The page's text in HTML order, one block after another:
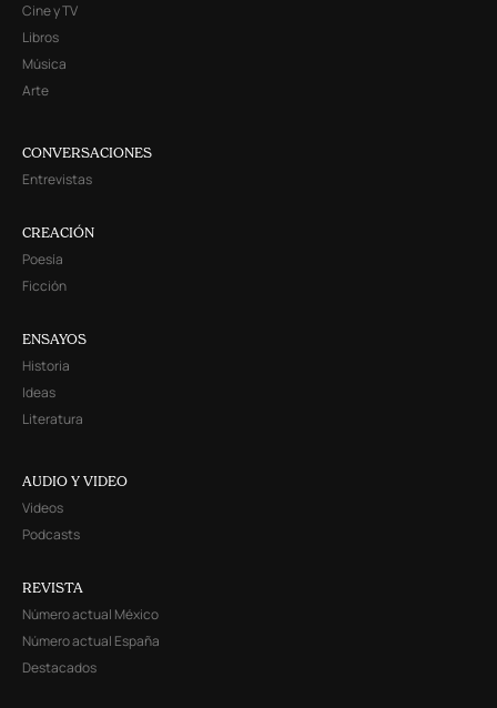
Cine y TV
Libros
Música
Arte
CONVERSACIONES
Entrevistas
CREACIÓN
Poesía
Ficción
ENSAYOS
Historia
Ideas
Literatura
AUDIO Y VIDEO
Videos
Podcasts
REVISTA
Número actual México
Número actual España
Destacados